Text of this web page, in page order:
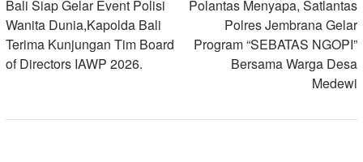
navigation
Bali Siap Gelar Event Polisi
Wanita Dunia,Kapolda Bali
Terima Kunjungan Tim Board
of Directors IAWP 2026.
Polantas Menyapa, Satlantas
Polres Jembrana Gelar
Program “SEBATAS NGOPI”
Bersama Warga Desa
Medewi